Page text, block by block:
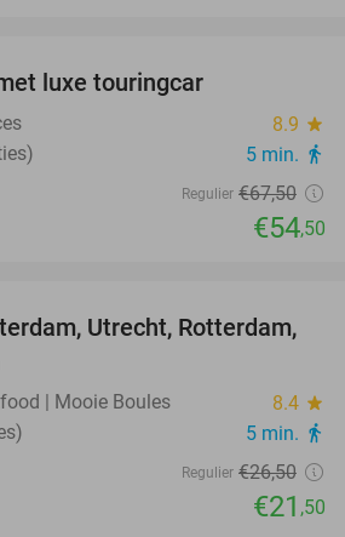
luxe touringcar
8.9 star
5 min. directions_walk
Regulier €67,50
€54,50
19%
Utrecht, Rotterdam,
| Mooie Boules 8.4 star
5 min. directions_walk
Regulier €26,50
€21 ,50
favorite_border